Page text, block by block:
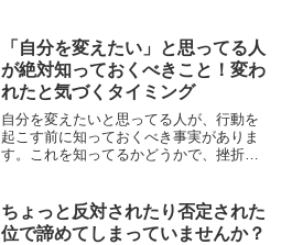
来に向けてアファメーションしてみませ
んか？
「自分を変えたい」と思ってる人
が絶対知っておくべきこと！変わ
れたと気づくタイミング
自分を変えたいと思ってる人が、行動を
起こす前に知っておくべき事実がありま
す。これを知ってるかどうかで、挫折す
づくタイミングについて、ご紹介しま
す。
ちょっと反対されたり否定された
位で諦めてしまっていませんか？